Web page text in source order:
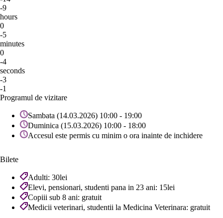
-9
hours
0
-5
minutes
0
-4
seconds
-3
-1
Programul de vizitare
Sambata (14.03.2026) 10:00 - 19:00
Duminica (15.03.2026) 10:00 - 18:00
Accesul este permis cu minim o ora inainte de inchidere
Bilete
Adulti: 30lei
Elevi, pensionari, studenti pana in 23 ani: 15lei
Copiii sub 8 ani: gratuit
Medicii veterinari, studentii la Medicina Veterinara: gratuit